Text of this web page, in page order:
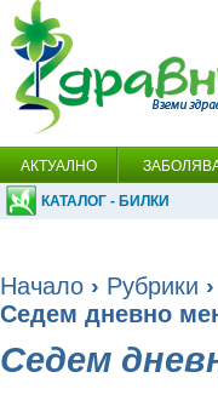
АКТУАЛНО
КАТАЛОГ - БИЛКИ
Начало › Рубрики ›
Седем дневно
Седем